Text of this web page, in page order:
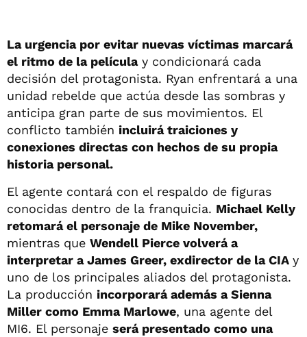
La urgencia por evitar nuevas víctimas marcará
el ritmo de la películay condicionará cada
decisión del protagonista. Ryan enfrentará a una
unidad rebelde que actúa desde las sombras y
anticipa gran parte de sus movimientos. El
conflicto también incluirá traiciones y
conexiones directas con hechos de su propia
historia personal.
El agente contará con el respaldo de figuras
conocidas dentro de la franquicia. Michael Kelly
retomará el personaje de Mike November,
mientras que Wendell Pierce volverá a
interpretar a James Greer, exdirector de la CIA y
uno de los principales aliados del protagonista.
La producción incorporará además a Sienna
Miller como Emma Marlowe, una agente del
MI6. El personaje será presentado como una